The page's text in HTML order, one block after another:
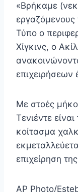
«Βρήκαμε
Τύπο ο
Χίγκινς, ο
επιχειρήσεων
Με στοές
Τενιέντε
κοίτασμα
επιχείρηση
AP Photo/